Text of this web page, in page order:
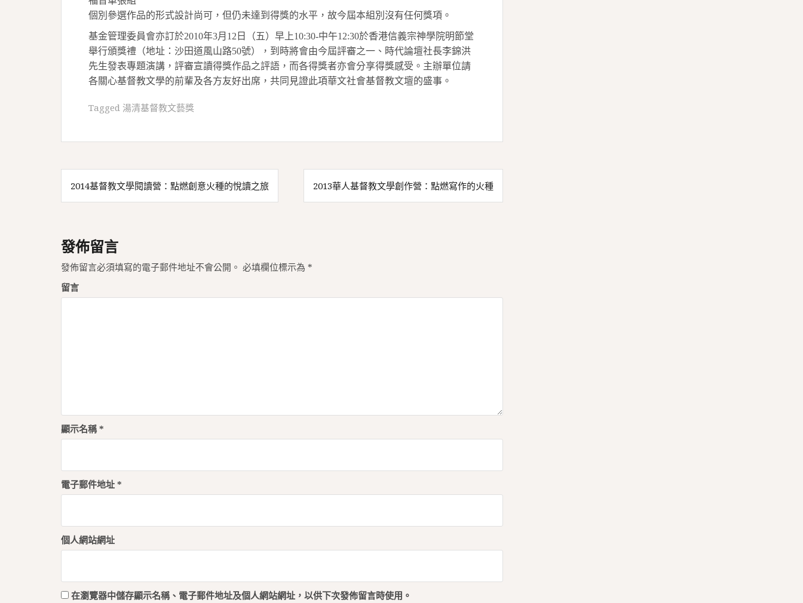
個別參選作品的形式設計尚可，但仍未達到得獎的水平，故今屆本組別沒有任何獎項。
基金管理委員會亦訂於2010年3月 12 日（五）早上10:30-中午12:30於香港信義宗神學院明節堂
舉行頒獎禮（地址：沙田道風山路50號），到時將會由今屆評審之一、時代論壇社長李錦洪
先生發表專題演講，評審宣讀得獎作品之評語，而各得獎者亦會分享得獎感受。主辦單位請
各關心基督教文學的前輩及各方友好出席，共同見證此項華文社會基督教文壇的盛事。
Tagged 湯清基督教文藝獎
文
章
覽
2014基督教文學閱讀營：點燃創意火種的悅讀之旅 2013華人基督教文學創作營：點燃寫作的火種
發佈留言
發佈留言必須填寫的電子郵件地址不會公開。 必填欄位標示為 *
留言
顯示名稱*
電子郵件地址 *
個人網站網址
在瀏覽器中儲存顯示名稱、電子郵件地址及個人網站網址，以供下次發佈留言時使用。